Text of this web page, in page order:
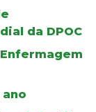
da DPOC
ano